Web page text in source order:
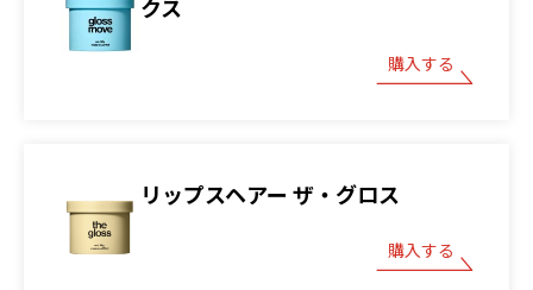
クス
購入する
リップスヘアー ザ・グロス
購入する